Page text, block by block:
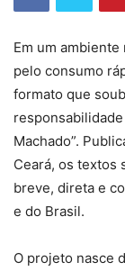
Em um
pelo consumo
formato que
Machado”.
Ceará, os textos
breve, direta e
e do Brasil.
O projeto nasce